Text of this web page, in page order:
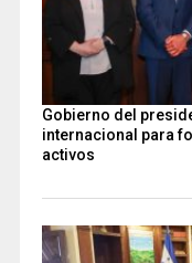
Gobierno del
internacional para
activos